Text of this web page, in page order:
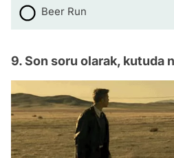
Beer Run
9. Son soru olarak, kutuda